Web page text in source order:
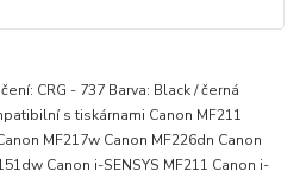
CRG - 737 Barva: Black / černá
s tiskárnami Canon MF211
MF217w Canon MF226dn Canon
Canon i-SENSYS MF211 Canon i-